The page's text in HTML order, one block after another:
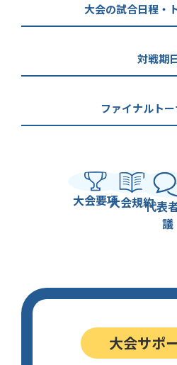
大会の試合日程・
対戦期
ファイナルト
大会要項大会規約代表
議
大会サポ